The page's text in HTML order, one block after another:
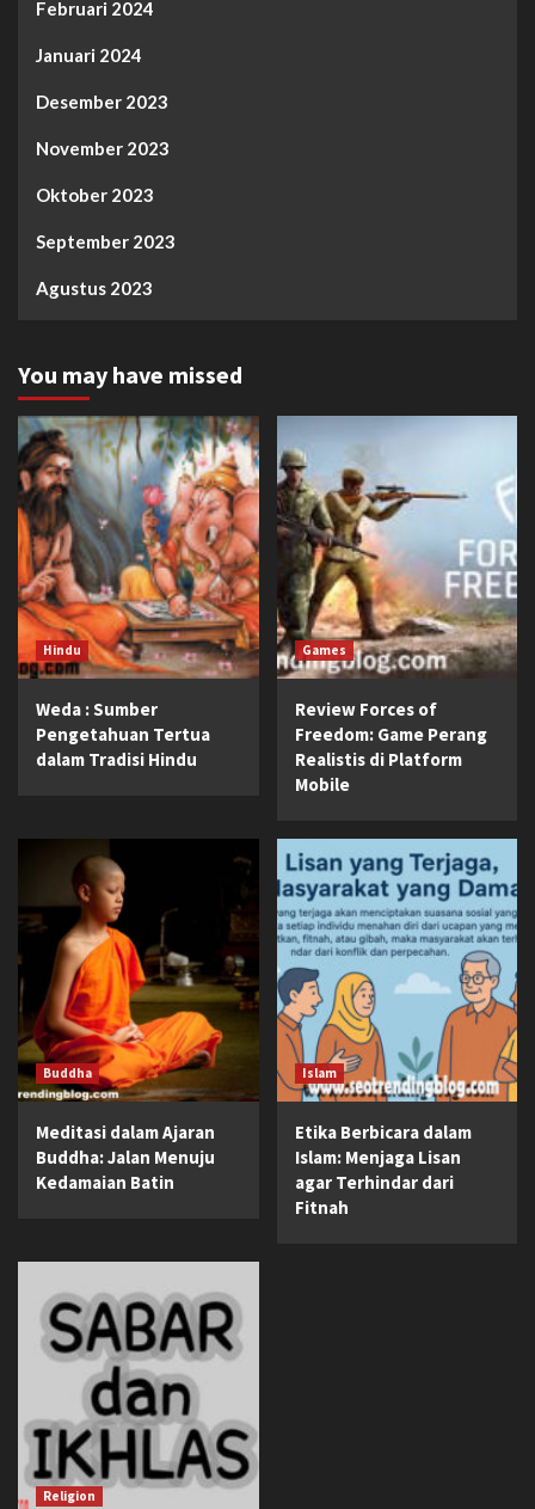
Februari 2024
Januari 2024
Desember 2023
November 2023
Oktober 2023
September 2023
Agustus 2023
You may have missed
Hindu
Weda : Sumber
Pengetahuan Tertua
dalam Tradisi Hindu
Games
Review Forces of
Freedom: Game Perang
Realistis di Platform
Mobile
Buddha
Meditasi dalam Ajaran
Buddha: Jalan Menuju
Kedamaian Batin
Islam
Etika Berbicara dalam
Islam: Menjaga Lisan
agar Terhindar dari
Fitnah
Religion